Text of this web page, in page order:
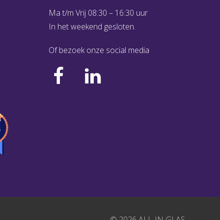
Ma t/m Vrij 08:30 – 16:30 uur
In het weekend gesloten.
Of bezoek onze social media